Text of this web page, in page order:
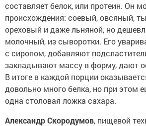
составляет белок, или протеин. Он
происхождения: соевый, овсяный,
ореховый и даже льняной, но
молочный, из сыворотки. Его
с сиропом, добавляют
закладывают массу в форму, дают
В итоге в каждой порции
довольно много белка, но при этом
одна столовая ложка сахара.
Александр Скородумов, пищевой